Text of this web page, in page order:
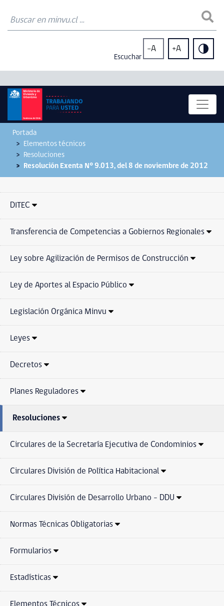
Escuchar
-A +A
Portada
Elementos técnicos
Resoluciones
Resolución Exenta N° 9.013, del 8 de noviembre de 2012
DITEC
Transferencia de Competencias a Gobiernos Regionales
Ley sobre Agilización de Permisos de Construcción
Ley de Aportes al Espacio Público
Legislación Orgánica Minvu
Leyes
Decretos
Planes Reguladores
Resoluciones
Circulares de la Secretaría Ejecutiva de Condominios
Circulares División de Política Habitacional
Circulares División de Desarrollo Urbano - DDU
Normas Técnicas Obligatorias
Formularios
Estadísticas
Elementos Técnicos